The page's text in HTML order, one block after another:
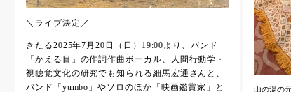
＼ライブ決定／
きたる2025年7月20日（日）19:00より、バンド
「かえる目」の作詞作曲ボーカル、人間行動学・
視聴覚文化の研究でも知られる細馬宏通さんと、
バンド「yumbo」やソロのほか「映画鑑賞家」と
山の湯の